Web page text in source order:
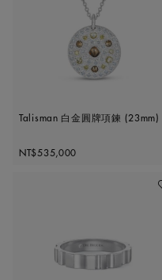
Talisman 白金圓牌項鍊 (23mm)
Original price
NT$535,000